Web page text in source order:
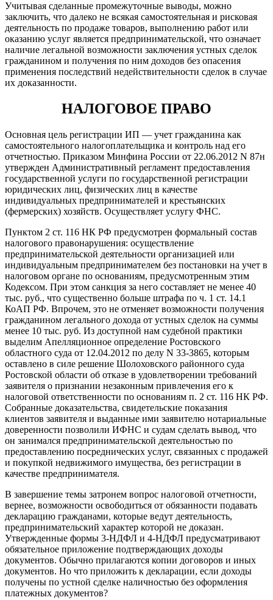
Учитывая сделанные промежуточные выводы, можно
заключить, что далеко не всякая самостоятельная и рисковая
деятельность по продаже товаров, выполнению работ или
оказанию услуг является предпринимательской, что означает
наличие легальной возможности заключения устных сделок
гражданином и получения по ним доходов без опасения
применения последствий недействительности сделок в случае
их доказанности.
НАЛОГОВОЕ ПРАВО
Основная цель регистрации ИП — учет гражданина как
самостоятельного налогоплательщика и контроль над его
отчетностью. Приказом Минфина России от 22.06.2012 N 87н
утвержден Административный регламент предоставления
государственной услуги по государственной регистрации
юридических лиц, физических лиц в качестве
индивидуальных предпринимателей и крестьянских
(фермерских) хозяйств. Осуществляет услугу ФНС.
Пунктом 2 ст. 116 НК РФ предусмотрен формальный состав
налогового правонарушения: осуществление
предпринимательской деятельности организацией или
индивидуальным предпринимателем без постановки на учет в
налоговом органе по основаниям, предусмотренным этим
Кодексом. При этом санкция за него составляет не менее 40
тыс. руб., что существенно больше штрафа по ч. 1 ст. 14.1
КоАП РФ. Впрочем, это не отменяет возможности получения
гражданином легального дохода от устных сделок на суммы
менее 10 тыс. руб. Из доступной нам судебной практики
выделим Апелляционное определение Ростовского
областного суда от 12.04.2012 по делу N 33-3865, которым
оставлено в силе решение Шолоховского районного суда
Ростовской области об отказе в удовлетворении требований
заявителя о признании незаконным привлечения его к
налоговой ответственности по основаниям п. 2 ст. 116 НК РФ.
Собранные доказательства, свидетельские показания
клиентов заявителя и выданные ими заявителю нотариальные
доверенности позволили ИФНС и судам сделать вывод, что
он занимался предпринимательской деятельностью по
предоставлению посреднических услуг, связанных с продажей
и покупкой недвижимого имущества, без регистрации в
качестве предпринимателя.
В завершение темы затронем вопрос налоговой отчетности,
вернее, возможности освободиться от обязанности подавать
декларацию гражданами, которые ведут деятельность,
предпринимательский характер которой не доказан.
Утвержденные формы 3-НДФЛ и 4-НДФЛ предусматривают
обязательное приложение подтверждающих доходы
документов. Обычно прилагаются копии договоров и иных
документов. Но что приложить к декларации, если доходы
получены по устной сделке наличностью без оформления
платежных документов?